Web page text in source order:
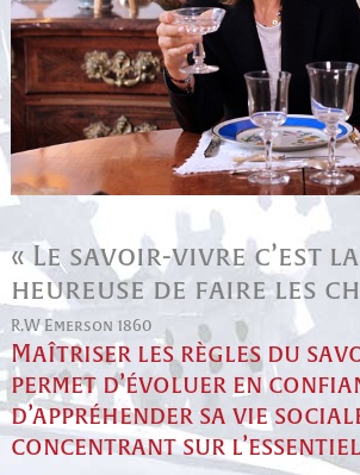
« Le savoir-vivre c’est
heureuse de faire les
R.W Emerson 1860
Maîtriser les règles du
permet d’évoluer en
d’appréhender sa vie
concentrant sur